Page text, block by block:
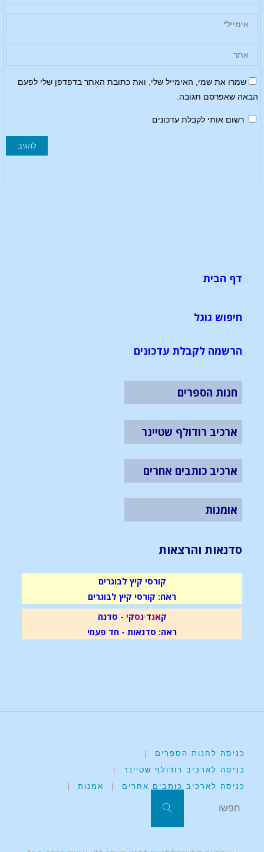
שמרו את שמי, האימייל שלי, ואת כתובת האתר בדפדפן שלי לפעם
הבאה שאפרסם תגובה.
רשום אותי לקבלת עדכונים
דף הבית
חיפוש גוגל
הרשמה לקבלת עדכונים
חנות הספרים
ארכיב רודולף שטיינר
ארכיב כותבים אחרים
אומנות
סדנאות והרצאות
קורסי קיץ לבוגרים
ראה: קורסי קיץ לבוגרים
קאנדינסקי - סדנה
ראה: סדנאות - חד פעמי
כניסה לחנות הספרים
כניסה לארכיב רודולף שטיינר
כניסה לארכיב כותבים אחרים
אמנות